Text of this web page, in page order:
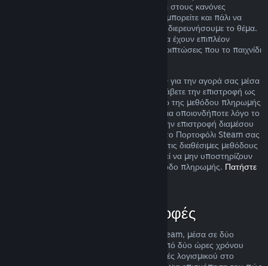
ακόμα και αν η περίπτωσή σας δεν εμπίπτει στους κανόνες
επιστροφής χρημάτων που περιγράφουμε, μπορείτε και πάλι να
ζητήσετε επιστροφή χρημάτων και εμείς θα διερευνήσουμε το θέμα.
Σε ορισμένες περιοχές, οι πελάτες μπορεί να έχουν επιπλέον
δικαιώματα για επιστροφή χρημάτων σε περιπτώσεις που το παιχνίδι
Θα σας δοθεί πλήρης επιστροφή χρημάτων για την αγορά σας μέσα
σε μια βδομάδα από την έγκρισή της. Θα λάβετε την επιστροφή ως
χρήματα στο Πορτοφόλι Steam σας ή μέσω της μεθόδου πληρωμής
που χρησιμοποιήσατε για την αγορά. Εάν για οποιονδήποτε λόγο το
Steam δεν μπορέσει να πραγματοποιήσει την επιστροφή διαμέσου
της αρχικής σας μεθόδου πληρωμής, τότε το Πορτοφόλι Steam σας
θα πιστωθεί το πλήρες ποσό. Κάποιες από τις διαθέσιμες μεθόδους
πληρωμής του Steam στη χώρα σας μπορεί να μην υποστηρίζουν
επιστροφές αγορών πίσω στην αρχική μέθοδο πληρωμής. Πατήστε
Πότε ισχύουν οι επιστροφές
Η προσφορά επιστροφής χρημάτων του Steam, μέσα σε δύο
βδομάδες από την αγορά και με λιγότερο από δύο ώρες χρόνου
παιχνιδιού, ισχύει για παιχνίδια και εφαρμογές λογισμικού στο